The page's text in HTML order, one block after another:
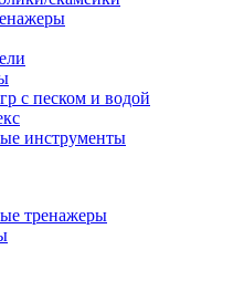
с песком и водой
инструменты
тренажеры